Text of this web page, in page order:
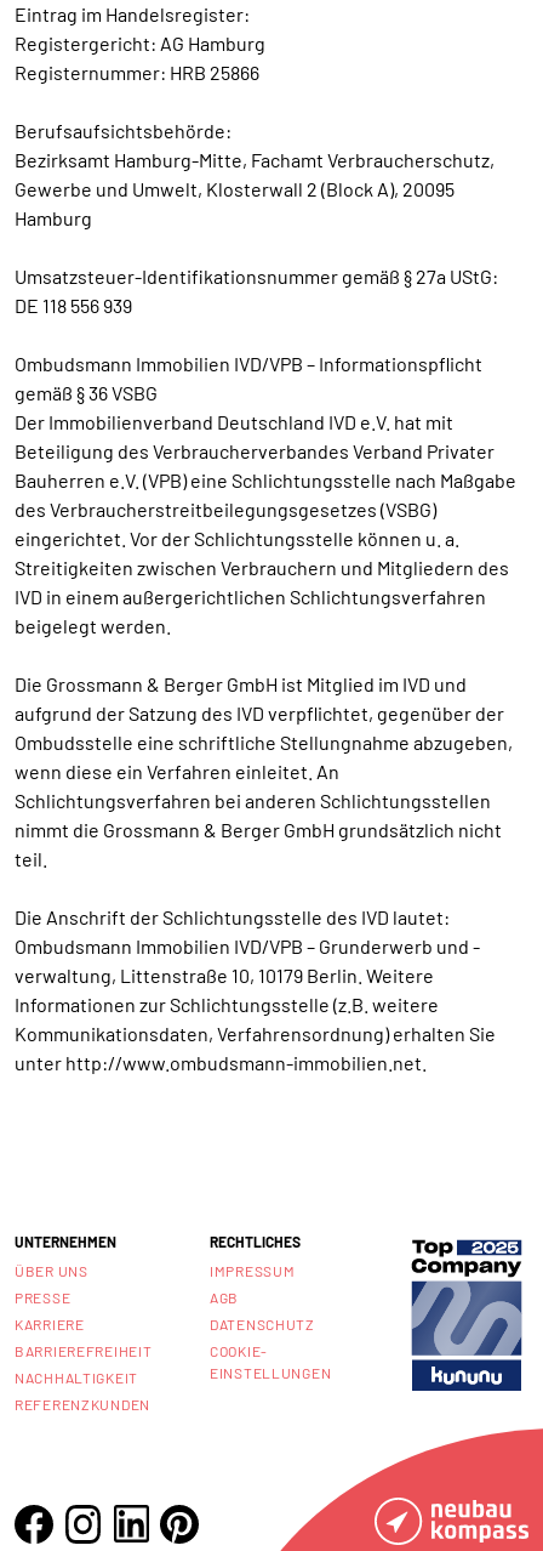
Eintrag im Handelsregister:
Registergericht: AG Hamburg
Registernummer: HRB 25866
Berufsaufsichtsbehörde:
Bezirksamt Hamburg-Mitte, Fachamt Verbraucherschutz,
Gewerbe und Umwelt, Klosterwall 2 (Block A), 20095
Hamburg
Umsatzsteuer-Identifikationsnummer gemäß § 27a UStG:
DE 118 556 939
Ombudsmann Immobilien IVD/VPB – Informationspflicht
gemäß § 36 VSBG
Der Immobilienverband Deutschland IVD e.V. hat mit
Beteiligung des Verbraucherverbandes Verband Privater
Bauherren e.V. (VPB) eine Schlichtungsstelle nach Maßgabe
des Verbraucherstreitbeilegungsgesetzes (VSBG)
eingerichtet. Vor der Schlichtungsstelle können u. a.
Streitigkeiten zwischen Verbrauchern und Mitgliedern des
IVD in einem außergerichtlichen Schlichtungsverfahren
beigelegt werden.
Die Grossmann & Berger GmbH ist Mitglied im IVD und
aufgrund der Satzung des IVD verpflichtet, gegenüber der
Ombudsstelle eine schriftliche Stellungnahme abzugeben,
wenn diese ein Verfahren einleitet. An
Schlichtungsverfahren bei anderen Schlichtungsstellen
nimmt die Grossmann & Berger GmbH grundsätzlich nicht
teil.
Die Anschrift der Schlichtungsstelle des IVD lautet:
Ombudsmann Immobilien IVD/VPB – Grunderwerb und -
verwaltung, Littenstraße 10, 10179 Berlin. Weitere
Informationen zur Schlichtungsstelle (z.B. weitere
Kommunikationsdaten, Verfahrensordnung) erhalten Sie
unter http://www.ombudsmann-immobilien.net.
UNTERNEHMEN
ÜBER UNS
PRESSE
KARRIERE
BARRIEREFREIHEIT
NACHHALTIGKEIT
REFERENZKUNDEN
RECHTLICHES
IMPRESSUM
AGB
DATENSCHUTZ
COOKIE-
EINSTELLUNGEN